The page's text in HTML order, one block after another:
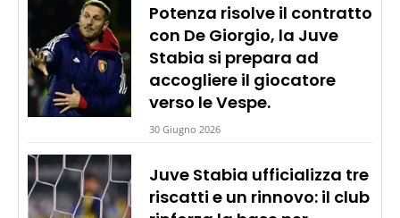
Potenza risolve il contratto
con De Giorgio, la Juve
Stabia si prepara ad
accogliere il giocatore
verso le Vespe.
30 Giugno 2026
Juve Stabia ufficializza tre
riscatti e un rinnovo: il club